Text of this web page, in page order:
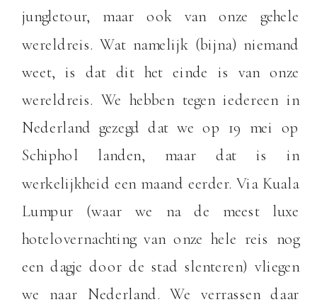
jungletour, maar ook van onze gehele
wereldreis. Wat namelijk (bijna) niemand
weet, is dat dit het einde is van onze
wereldreis. We hebben tegen iedereen in
Nederland gezegd dat we op 19 mei op
Schiphol landen, maar dat is in
werkelijkheid een maand eerder. Via Kuala
Lumpur (waar we na de meest luxe
hotelovernachting van onze hele reis nog
een dagje door de stad slenteren) vliegen
we naar Nederland. We verrassen daar